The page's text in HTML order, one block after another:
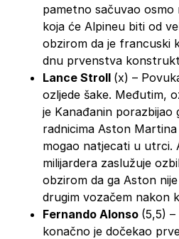
pametno sačuvao
koja će Alpineu biti od
obzirom da je francuski
dnu prvenstva
Lance Stroll (x) –
ozljede šake. Međutim,
je Kanađanin porazbijao
radnicima Aston
mogao natjecati u utrci.
milijardera zaslužuje
obzirom da ga Aston
drugim vozačem nakon
Fernando Alonso (5,5)
konačno je dočekao